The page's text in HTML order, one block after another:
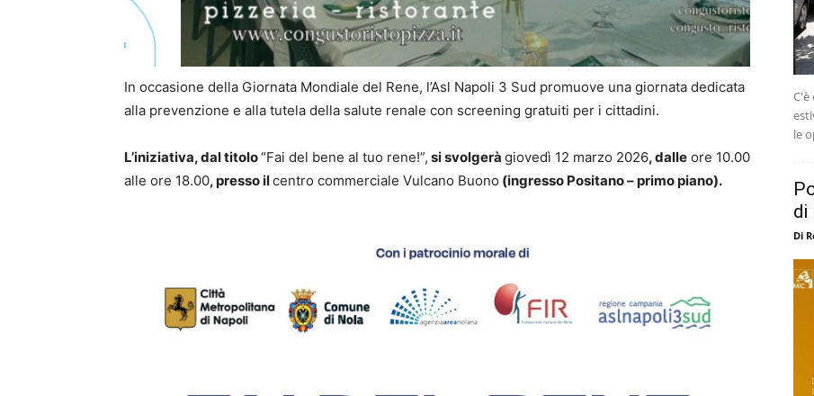
In occasione della Giornata Mondiale del Rene, l’Asl Napoli 3 Sud promuove una giornata dedicata
alla prevenzione e alla tutela della salute renale con screening gratuiti per i cittadini.
L’iniziativa, dal titolo“Fai del bene al tuo rene!”, si svolgerà giovedì 12 marzo 2026, dalle ore 10.00
alle ore 18.00, presso ilcentro commerciale Vulcano Buono (ingresso Positano – primo piano).
C'è
le
di
Di